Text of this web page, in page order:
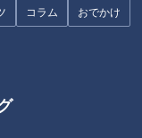
コラム おでかけ
…続ける自主休園の